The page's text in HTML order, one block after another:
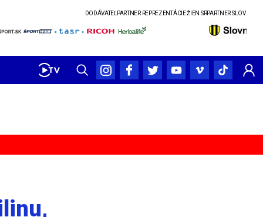
PARTNER REPREZENTÁCIE ŽIEN SRPARTNER SLOVENSKÉHO POHÁRA